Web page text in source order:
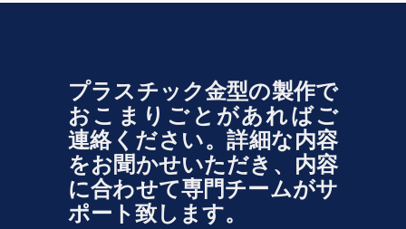
プラスチック金型の製作で
おこまりごとがあればご
連絡ください。詳細な内容
をお聞かせいただき、内容
に合わせて専門チームがサ
ポート致します。